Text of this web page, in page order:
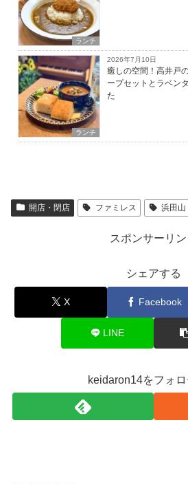
ランチ
ランチ
2026年7月10日
癒しの空間！高井戸
ープセットとラベン
た
開店・閉店 ファミレス 浜田山
スポンサーリン
シェアする
X Facebook
LINE
keidaron14をフォ